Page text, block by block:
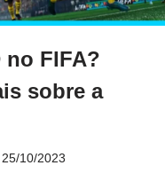
no FIFA?
sobre a
25/10/2023